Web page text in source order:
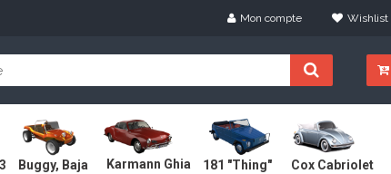
Mon compte Wishlist
Buggy, Baja Karmann Ghia 181 "Thing" Cox Cabriolet